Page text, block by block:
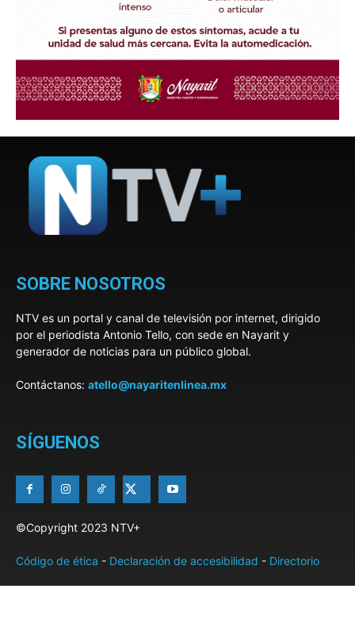
SOBRE NOSOTROS
NTV es un portal y canal de televisión por internet, dirigido
por el periodista Antonio Tello, con sede en Nayarit y
generador de noticias para un público global.
Contáctanos: atello@nayaritenlinea.mx
SÍGUENOS
©Copyright 2023 NTV+
Código de ética - Declaración de accesibilidad - Directorio